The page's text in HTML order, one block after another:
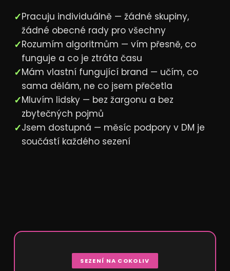
✓Pracuju individuálně — žádné skupiny,
žádné obecné rady pro všechny
✓Rozumím algoritmům — vím přesně, co
funguje a co je ztráta času
✓Mám vlastní fungující brand — učím, co
sama dělám, ne co jsem přečetla
✓Mluvím lidsky — bez žargonu a bez
zbytečných pojmů
✓Jsem dostupná — měsíc podpory v DM je
součástí každého sezení
SEZENÍ NA COKOLIV